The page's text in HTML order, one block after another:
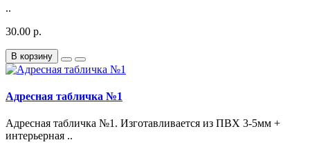
..
30.00 р.
В корзину
Адресная табличка №1
Адресная табличка №1. Изготавливается из ПВХ 3-5мм +
интерьерная ..